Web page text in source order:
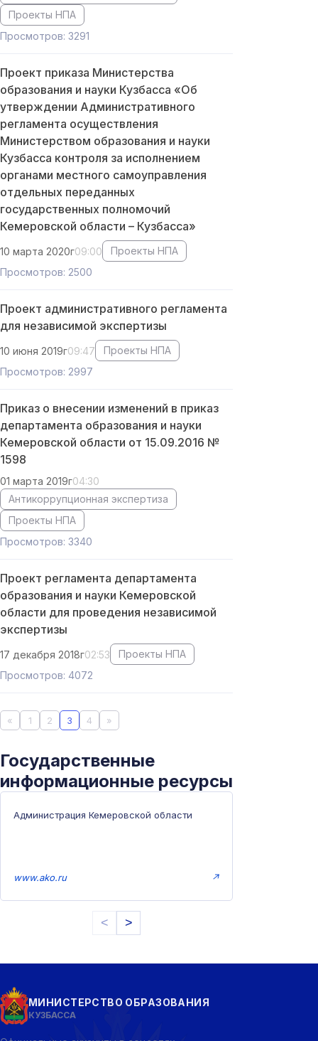
Проекты НПА
Просмотров: 3291
Проект приказа Министерства
образования и науки Кузбасса «Об
утверждении Административного
регламента осуществления
Министерством образования и науки
Кузбасса контроля за исполнением
органами местного самоуправления
отдельных переданных
государственных полномочий
Кемеровской области – Кузбасса»
10 марта 2020г09:00
Проекты НПА
Просмотров: 2500
Проект административного регламента
для независимой экспертизы
10 июня 2019г09:47
Проекты НПА
Просмотров: 2997
Приказ о внесении изменений в приказ
департамента образования и науки
Кемеровской области от 15.09.2016 №
1598
01 марта 2019г04:30
Антикоррупционная экспертиза
Проекты НПА
Просмотров: 3340
Проект регламента департамента
образования и науки Кемеровской
области для проведения независимой
экспертизы
17 декабря 2018г02:53
Проекты НПА
Просмотров: 4072
« 1 2 3 4 »
Государственные
информационные ресурсы
Администрация Кемеровской области
www.ako.ru ↗
< >
МИНИСТЕРСТВО ОБРАЗОВАНИЯ
КУЗБАССА